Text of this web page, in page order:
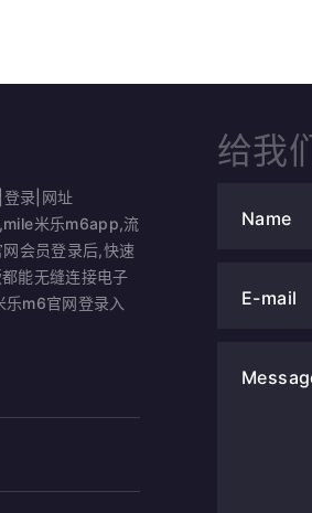
录|网址
米乐m6app,流
会员登录后,快速
能无缝连接电子
乐m6官网登录入
给我
Name
E-mail